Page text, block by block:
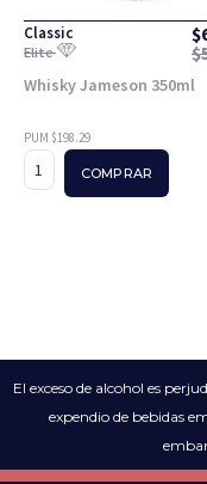
Classic $
Elite $
Whisky Jameson 350ml
PUM $198.29
COMPRAR
El exceso de alcohol es
expendio de bebidas